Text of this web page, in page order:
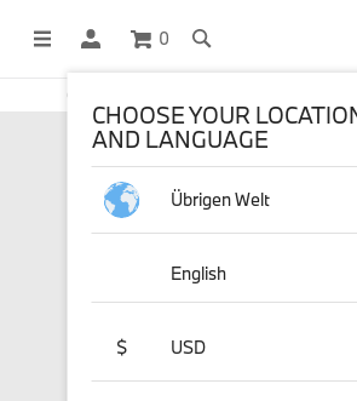
0
OFFICIAL BMW LIFESTYLE SHOP OPERATED BY
CHOOSE YOUR
AND LANGUAGE
Übrigen Welt
English
$ USD